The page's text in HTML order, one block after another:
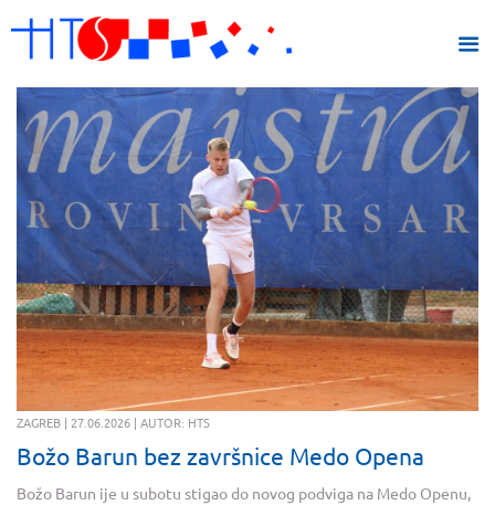
ZAGREB | 27.06.2026 | AUTOR: HTS
Božo Barun bez završnice Medo Opena
Božo Barun ije u subotu stigao do novog podviga na Medo Openu,